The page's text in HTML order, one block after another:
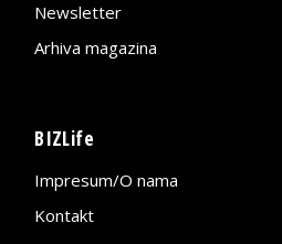
Newsletter
Arhiva magazina
BIZLife
Impresum/O nama
Kontakt